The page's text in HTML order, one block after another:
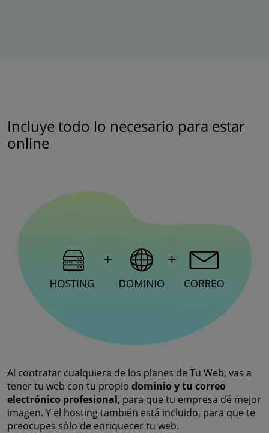
Incluye todo lo necesario para estar
online
Al contratar cualquiera de los planes de Tu Web, vas a
tener tu web con tu propio dominio y tu correo
electrónico profesional, para que tu empresa dé mejor
imagen. Y el hosting también está incluido, para que te
preocupes sólo de enriquecer tu web.